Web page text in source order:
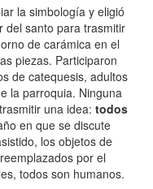
la simbología y eligió
santo para trasmitir
de carámica en el
piezas. Participaron
de catequesis, adultos
la parroquia. Ninguna
una idea: todos
en que se discute
los objetos de
por el
todos son humanos.